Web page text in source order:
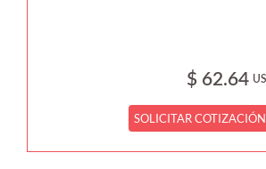
$ 62.64
SOLICITAR COTIZACIÓN